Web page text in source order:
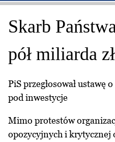
Skarb
pół miliarda
PiS przegłosował ustawę
pod inwestycje
Mimo protestów
opozycyjnych i